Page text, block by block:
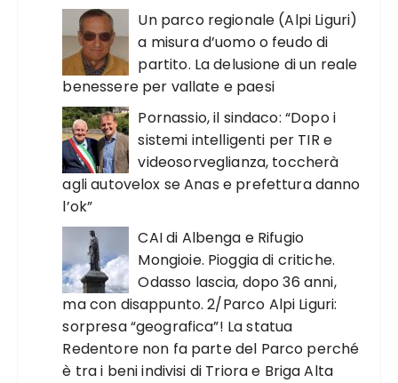
Un parco regionale (Alpi Liguri)
a misura d’uomo o feudo di
partito. La delusione di un reale
benessere per vallate e paesi
Pornassio, il sindaco: “Dopo i
sistemi intelligenti per TIR e
videosorveglianza, toccherà
agli autovelox se Anas e prefettura danno
l’ok”
CAI di Albenga e Rifugio
Mongioie. Pioggia di critiche.
Odasso lascia, dopo 36 anni,
ma con disappunto. 2/Parco Alpi Liguri:
sorpresa “geografica”! La statua
Redentore non fa parte del Parco perché
è tra i beni indivisi di Triora e Briga Alta